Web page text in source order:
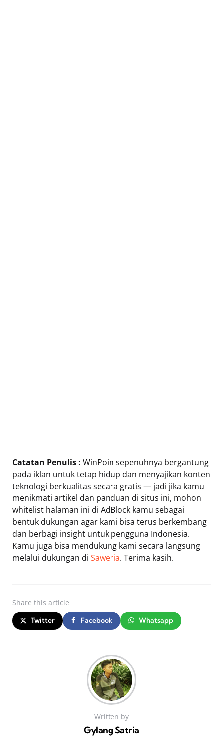
Catatan Penulis : WinPoin sepenuhnya bergantung
pada iklan untuk tetap hidup dan menyajikan konten
teknologi berkualitas secara gratis — jadi jika kamu
menikmati artikel dan panduan di situs ini, mohon
whitelist halaman ini di AdBlock kamu sebagai
bentuk dukungan agar kami bisa terus berkembang
dan berbagi insight untuk pengguna Indonesia.
Kamu juga bisa mendukung kami secara langsung
melalui dukungan di Saweria. Terima kasih.
Share this article
Twitter Facebook Whatsapp
Written by
Gylang Satria